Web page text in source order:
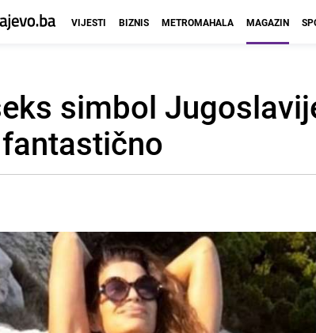
VIJESTI BIZNIS METROMAHALA MAGAZIN
simbol